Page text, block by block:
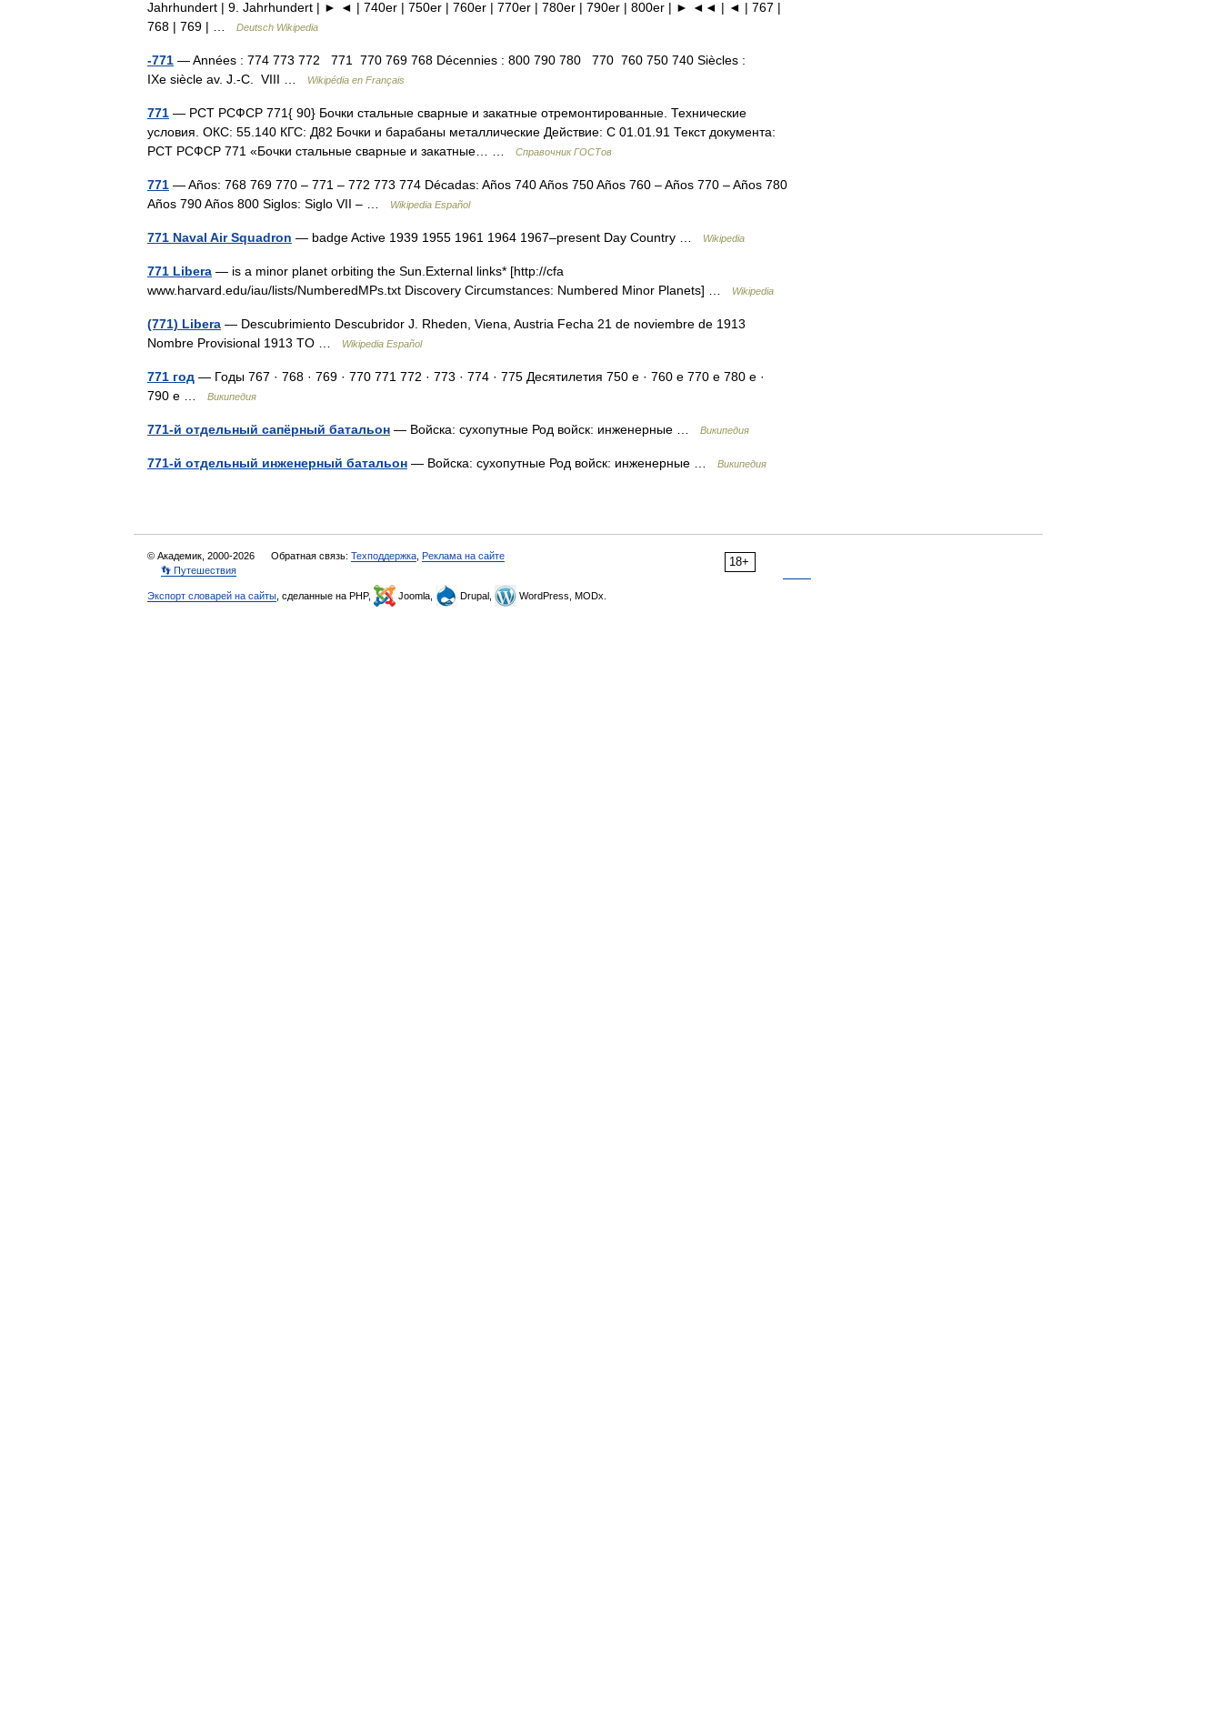
Jahrhundert | 9. Jahrhundert | ► ◄ | 740er | 750er | 760er | 770er | 780er | 790er | 800er | ► ◄◄ | ◄ | 767 |
768 | 769 | …
Deutsch Wikipedia
-771 — Années : 774 773 772 771 770 769 768 Décennies : 800 790 780 770 760 750 740 Siècles :
IXe siècle av. J.‑C. VIII …
Wikipédia en Français
771 — РСТ РСФСР 771{ 90} Бочки стальные сварные и закатные отремонтированные. Технические
условия. ОКС: 55.140 КГС: Д82 Бочки и барабаны металлические Действие: С 01.01.91 Текст документа:
РСТ РСФСР 771 «Бочки стальные сварные и закатные… …
Справочник ГОСТов
771 — Años: 768 769 770 – 771 – 772 773 774 Décadas: Años 740 Años 750 Años 760 – Años 770 – Años 780
Años 790 Años 800 Siglos: Siglo VII – …
Wikipedia Español
771 Naval Air Squadron — badge Active 1939 1955 1961 1964 1967–present Day Country … Wikipedia
771 Libera — is a minor planet orbiting the Sun.External links* [http://cfa
www.harvard.edu/iau/lists/NumberedMPs.txt Discovery Circumstances: Numbered Minor Planets] …
Wikipedia
(771) Libera — Descubrimiento Descubridor J. Rheden, Viena, Austria Fecha 21 de noviembre de 1913
Nombre Provisional 1913 TO …
Wikipedia Español
771 год — Годы 767 · 768 · 769 · 770 771 772 · 773 · 774 · 775 Десятилетия 750 е · 760 е 770 е 780 е ·
790 е …
Википедия
771-й отдельный сапёрный батальон — Войска: сухопутные Род войск: инженерные … Википедия
771-й отдельный инженерный батальон — Войска: сухопутные Род войск: инженерные … Википедия
18+
© Академик, 2000-2026 Обратная связь: Техподдержка Реклама на сайте
👣 Путешествия
Экспорт словарей на сайты , сделанные на PHP, Joomla, Drupal, WordPress, MODx.